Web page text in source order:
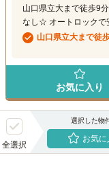
山口県立大まで徒歩9
なし☆ オートロックで
山口県立大まで徒
お気に入り
全選択
選択した物
お気に